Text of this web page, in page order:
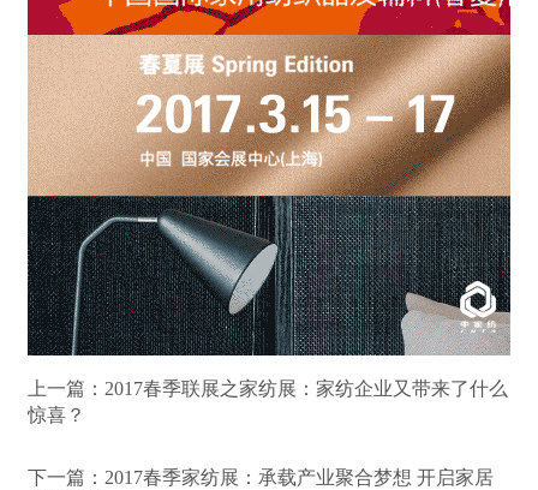
上一篇： 2017春季联展之家纺展：家纺企业又带来了什么
惊喜？
下一篇： 2017春季家纺展：承载产业聚合梦想 开启家居